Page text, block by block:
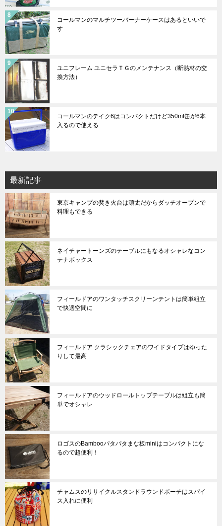
コールマンのマルチツーバーナーケースはあるといいで
す
ユニフレーム ユニセラＴＧのメンテナンス（断熱材の交
換方法）
コールマンのテイク6はコンパクトだけど350ml缶が6本
入るので使える
最新記事
東京キャンプの焚き火台は頑丈だからダッチオープンで
料理もできる
ネイチャートーンズのテーブルにもなるオシャレなコン
テナボックス
フィールドアのワンタッチスクリーンテントは簡単組立
で快適空間に
フィールドア クラシックチェアのワイドタイプはゆった
りして最高
フィールドアのウッドロールトップテーブルは組立も簡
単でオシャレ
ロゴスのBambooパタパタまな板miniはコンパクトにな
るので超便利！
チャムスのリサイクルスタンドラウンドポーチはスパイ
ス入れに便利